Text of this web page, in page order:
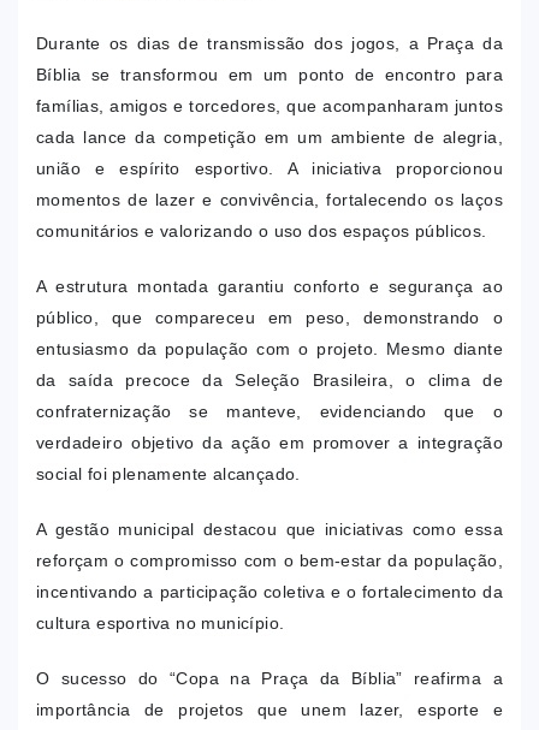
Durante os dias de transmissão dos jogos, a Praça da
Bíblia se transformou em um ponto de encontro para
famílias, amigos e torcedores, que acompanharam juntos
cada lance da competição em um ambiente de alegria,
união e espírito esportivo. A iniciativa proporcionou
momentos de lazer e convivência, fortalecendo os laços
comunitários e valorizando o uso dos espaços públicos.
A estrutura montada garantiu conforto e segurança ao
público, que compareceu em peso, demonstrando o
entusiasmo da população com o projeto. Mesmo diante
da saída precoce da Seleção Brasileira, o clima de
confraternização se manteve, evidenciando que o
verdadeiro objetivo da ação em promover a integração
social foi plenamente alcançado.
A gestão municipal destacou que iniciativas como essa
reforçam o compromisso com o bem-estar da população,
incentivando a participação coletiva e o fortalecimento da
cultura esportiva no município.
O sucesso do “Copa na Praça da Bíblia” reafirma a
importância de projetos que unem lazer, esporte e